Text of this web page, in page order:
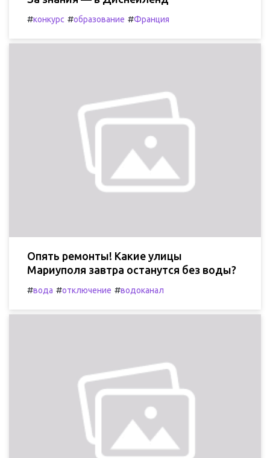
#конкурс #образование #Франция
Опять ремонты! Какие улицы
Мариуполя завтра останутся без воды?
#вода #отключение #водоканал